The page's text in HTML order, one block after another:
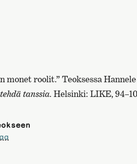
monet roolit.” Teoksessa
tanssia. Helsinki: LIKE,